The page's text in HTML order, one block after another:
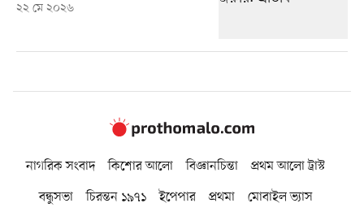
২২ মে ২০২৬
নাগরিক সংবাদ কিশোর আলো বিজ্ঞানচিন্তা
প্রথম আলো ট্রাস্ট
বন্ধুসভা
চিরন্তন ১৯৭১ ইপেপার প্রথমা মোবাইল ভ্যাস